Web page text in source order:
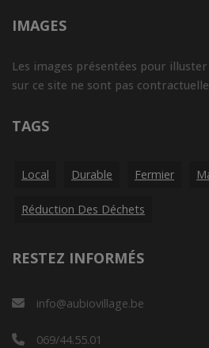
IMAGES
Les images présentées pour
sur ce site ne sont pas
TAGS
Local Durable Fermier
Réduction Des Déchets
RESTEZ INFORMÉS
info@aubiovillage.be
069/44.55.01